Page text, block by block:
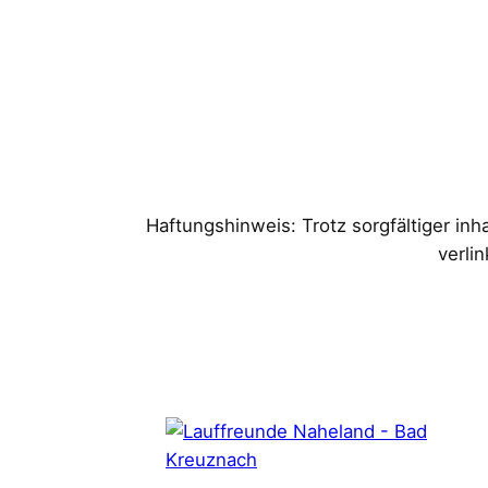
Haftungshinweis: Trotz sorgfältiger